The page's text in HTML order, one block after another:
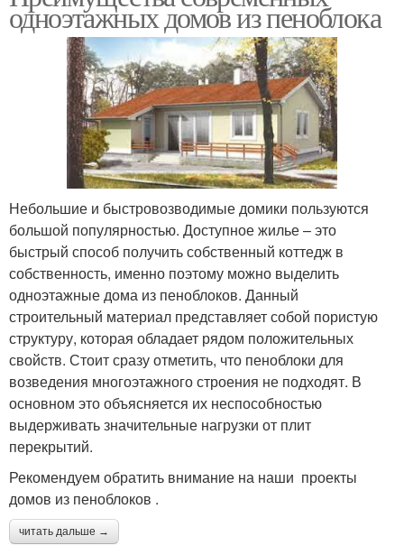
одноэтажных домов из пеноблока
Небольшие и быстровозводимые домики пользуются
большой популярностью. Доступное жилье – это
быстрый способ получить собственный коттедж в
собственность, именно поэтому можно выделить
одноэтажные дома из пеноблоков. Данный
строительный материал представляет собой пористую
структуру, которая обладает рядом положительных
свойств. Стоит сразу отметить, что пеноблоки для
возведения многоэтажного строения не подходят. В
основном это объясняется их неспособностью
выдерживать значительные нагрузки от плит
перекрытий.
Рекомендуем обратить внимание на наши проекты
домов из пеноблоков .
читать дальше →